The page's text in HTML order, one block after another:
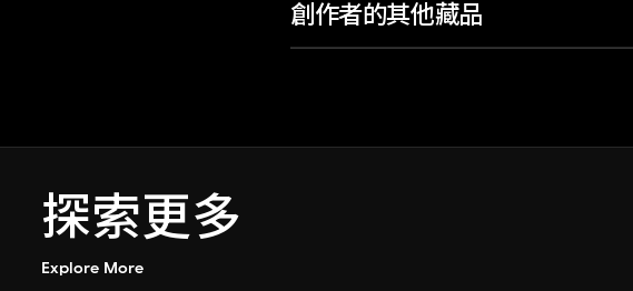
創作者的其他藏品
探索更多
Explore More